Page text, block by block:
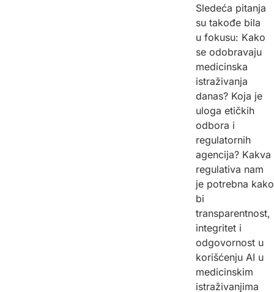
Sledeća pitanja
su takođe bila
u fokusu: Kako
se odobravaju
medicinska
istraživanja
danas? Koja je
uloga etičkih
odbora i
regulatornih
agencija? Kakva
regulativa nam
je potrebna kako
bi
transparentnost,
integritet i
odgovornost u
korišćenju AI u
medicinskim
istraživanjima